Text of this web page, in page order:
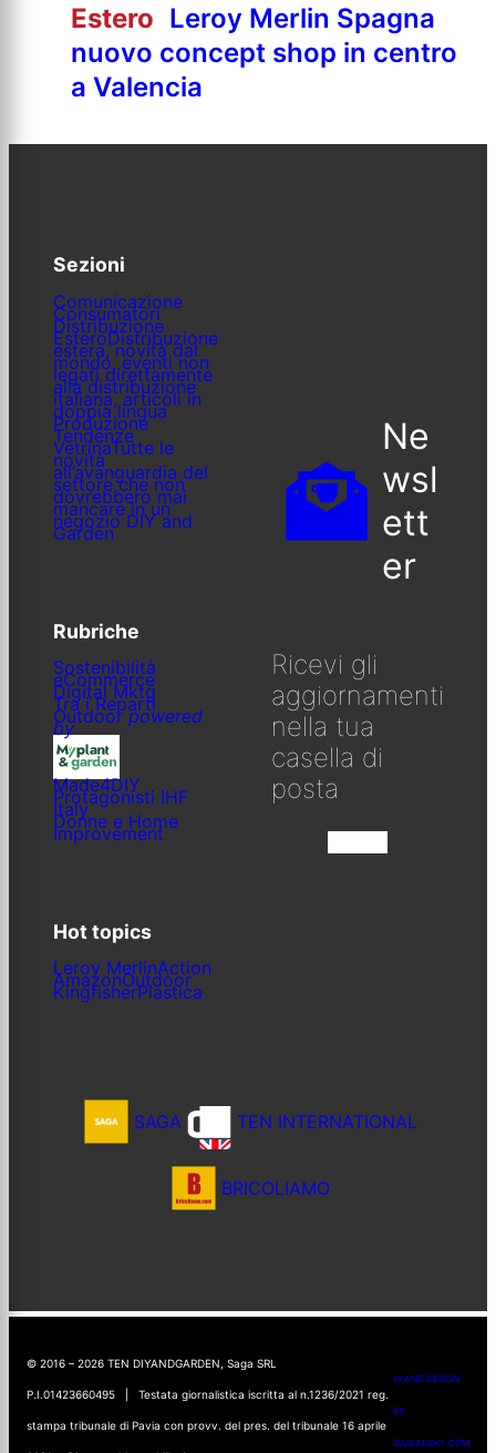
Estero Leroy Merlin Spagna
nuovo concept shop in centro
a Valencia
Sezioni
Comunicazione
Consumatori
Distribuzione
EsteroDistribuzione
estera, novità dal
mondo, eventi non
legati direttamente
alla distribuzione
italiana, articoli in
doppia lingua
Produzione
Tendenze
VetrinaTutte le
novità
all’avanguardia del
settore che non
dovrebbero mai
mancare in un
negozio DIY and
Garden
Rubriche
Sostenibilità
eCommerce
Digital Mktg
Tra i Reparti
Outdoorpowered
by
Made4DIY
Protagonisti IHF
Italy
Donne e Home
Improvement
Hot topics
Leroy MerlinAction
AmazonOutdoor
KingfisherPlastica
Ne
wsl
ett
er
Ricevi gli
aggiornamenti
nella tua
casella di
posta
SAGA TEN INTERNATIONAL
BRICOLIAMO
© 2016 – 2026 TEN DIYANDGARDEN, Saga SRL
P.I.01423660495 | Testata giornalistica iscritta al n.1236/2021 reg.
stampa tribunale di Pavia con provv. del pres. del tribunale 16 aprile
UI AND DESIGN
BY
GIUDANSKY.COM